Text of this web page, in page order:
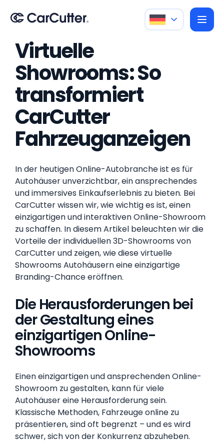
Virtuelle
Showrooms: So
transformiert
CarCutter
Fahrzeuganzeigen
In der heutigen Online-Autobranche ist es für
Autohäuser unverzichtbar, ein ansprechendes
und immersives Einkaufserlebnis zu bieten. Bei
CarCutter wissen wir, wie wichtig es ist, einen
einzigartigen und interaktiven Online-Showroom
zu schaffen. In diesem Artikel beleuchten wir die
Vorteile der individuellen 3D-Showrooms von
CarCutter und zeigen, wie diese virtuelle
Showrooms Autohäusern eine einzigartige
Branding-Chance eröffnen.
Die Herausforderungen bei
der Gestaltung eines
einzigartigen Online-
Showrooms
Einen einzigartigen und ansprechenden Online-
Showroom zu gestalten, kann für viele
Autohäuser eine Herausforderung sein.
Klassische Methoden, Fahrzeuge online zu
präsentieren, sind oft begrenzt – und es wird
schwer, sich von der Konkurrenz abzuheben.